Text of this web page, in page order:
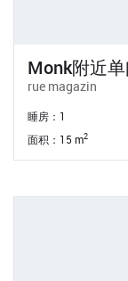
Monk附近
rue magazin
睡房：1
面积：15 m2